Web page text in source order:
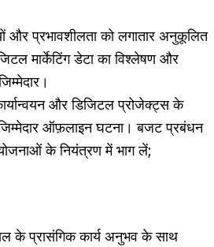
और प्रभावशीलता को लगातार अनुकूलित
मार्केटिंग डेटा का विश्लेषण और
और डिजिटल प्रोजेक्ट्स के
ऑफ़लाइन घटना। बजट प्रबंधन
के नियंत्रण में भाग लें;
के प्रासंगिक कार्य अनुभव के साथ